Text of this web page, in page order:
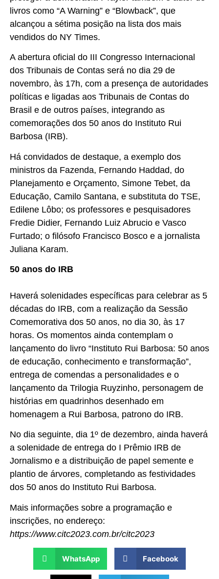
livros como “A Warning” e “Blowback”, que
alcançou a sétima posição na lista dos mais
vendidos do NY Times.
A abertura oficial do III Congresso Internacional
dos Tribunais de Contas será no dia 29 de
novembro, às 17h, com a presença de autoridades
políticas e ligadas aos Tribunais de Contas do
Brasil e de outros países, integrando as
comemorações dos 50 anos do Instituto Rui
Barbosa (IRB).
Há convidados de destaque, a exemplo dos
ministros da Fazenda, Fernando Haddad, do
Planejamento e Orçamento, Simone Tebet, da
Educação, Camilo Santana, e substituta do TSE,
Edilene Lôbo; os professores e pesquisadores
Fredie Didier, Fernando Luiz Abrucio e Vasco
Furtado; o filósofo Francisco Bosco e a jornalista
Juliana Karam.
50 anos do IRB
Haverá solenidades específicas para celebrar as 5
décadas do IRB, com a realização da Sessão
Comemorativa dos 50 anos, no dia 30, às 17
horas. Os momentos ainda contemplam o
lançamento do livro “Instituto Rui Barbosa: 50 anos
de educação, conhecimento e transformação”,
entrega de comendas a personalidades e o
lançamento da Trilogia Ruyzinho, personagem de
histórias em quadrinhos desenhado em
homenagem a Rui Barbosa, patrono do IRB.
No dia seguinte, dia 1º de dezembro, ainda haverá
a solenidade de entrega do I Prêmio IRB de
Jornalismo e a distribuição de papel semente e
plantio de árvores, completando as festividades
dos 50 anos do Instituto Rui Barbosa.
Mais informações sobre a programação e
inscrições, no endereço:
https://www.citc2023.com.br/citc2023
WhatsApp Facebook